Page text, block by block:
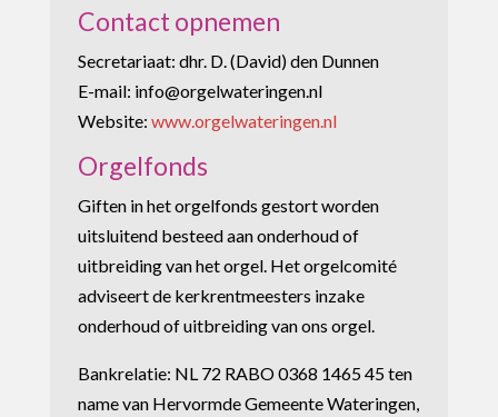
Contact opnemen
Secretariaat: dhr. D. (David) den Dunnen
E-mail: info@orgelwateringen.nl
Website: www.orgelwateringen.nl
Orgelfonds
Giften in het orgelfonds gestort worden
uitsluitend besteed aan onderhoud of
uitbreiding van het orgel. Het orgelcomité
adviseert de kerkrentmeesters inzake
onderhoud of uitbreiding van ons orgel.
Bankrelatie: NL 72 RABO 0368 1465 45 ten
name van Hervormde Gemeente Wateringen,